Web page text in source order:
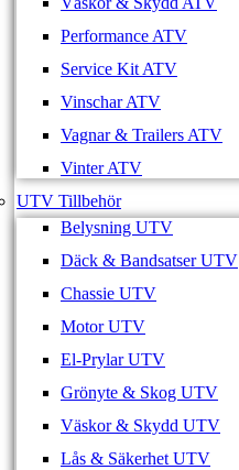
Performance ATV
Service Kit ATV
Vinschar ATV
Vagnar & Trailers ATV
Vinter ATV
UTV Tillbehör
Belysning UTV
Däck & Bandsatser UTV
Chassie UTV
Motor UTV
El-Prylar UTV
Grönyte & Skog UTV
Väskor & Skydd UTV
Lås & Säkerhet UTV